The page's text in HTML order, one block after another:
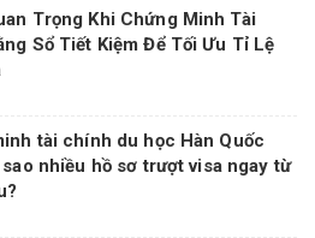
Trọng Khi Chứng Minh Tài
Sổ Tiết Kiệm Để Tối Ưu Tỉ Lệ
tài chính du học Hàn Quốc
nhiều hồ sơ trượt visa ngay từ